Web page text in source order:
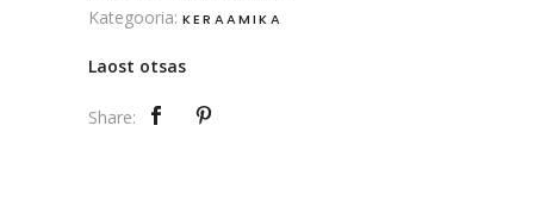
Kategooria: KERAAMIKA
Laost otsas
Share: